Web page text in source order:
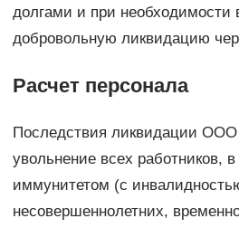
долгами и при необходимости
добровольную ликвидацию
Расчет персонала
Последствия ликвидации ООО
увольнение всех работников,
иммунитетом (с
несовершеннолетних,